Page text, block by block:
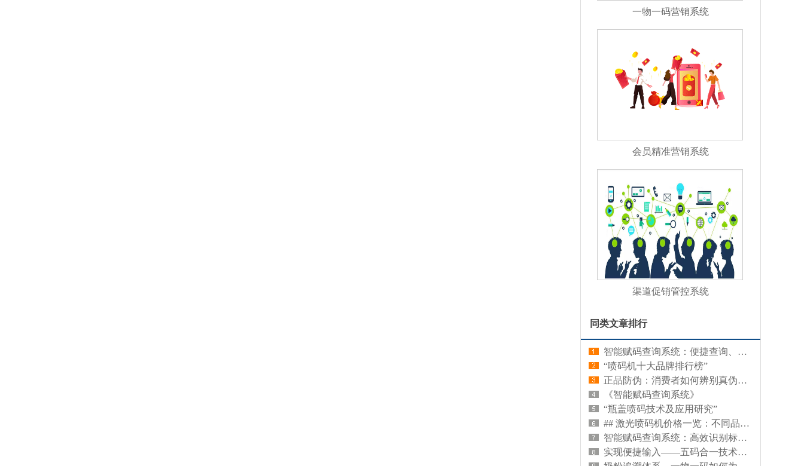
一物一码营销系统
会员精准营销系统
渠道促销管控系统
同类文章排行
智能赋码查询系统：便捷查询、准确匹配
“喷码机十大品牌排行榜”
正品防伪：消费者如何辨别真伪，保护自身权益
《智能赋码查询系统》
“瓶盖喷码技术及应用研究”
## 激光喷码机价格一览：不同品牌、型号及功能对比
智能赋码查询系统：高效识别标识编码，快速查询信息
实现便捷输入——五码合一技术助力中文输入法的进步